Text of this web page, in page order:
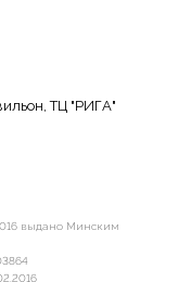
ТЦ "РИГА"
выдано Минским